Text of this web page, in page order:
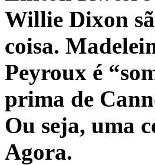
Willie Dixon
coisa.
Peyroux é
prima de
Ou seja, uma
Agora.